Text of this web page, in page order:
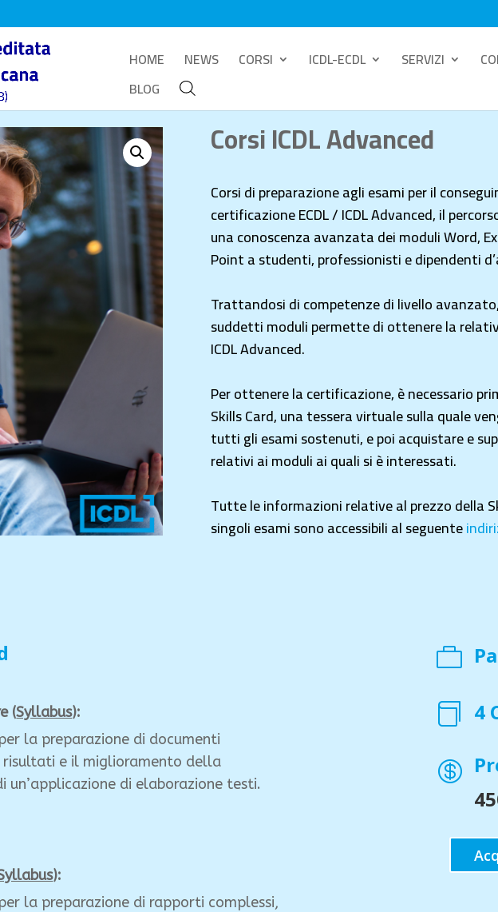
HOME NEWS CORSI ICDL-ECDL SERVIZI
BLOG
Corsi ICDL Advanced
Corsi di preparazione agli esami per il
certificazione ECDL / ICDL Advanced, il
una conoscenza avanzata dei moduli Word,
Point a studenti, professionisti e dipendenti
Trattandosi di competenze di livello
suddetti moduli permette di ottenere la
ICDL Advanced.
Per ottenere la certificazione, è necessario
Skills Card, una tessera virtuale sulla quale
tutti gli esami sostenuti, e poi acquistare e
relativi ai moduli ai quali si è interessati.
Tutte le informazioni relative al prezzo della
singoli esami sono accessibili al seguente
(Syllabus):
la preparazione di documenti
e il miglioramento della
di elaborazione testi.
):
la preparazione di rapporti complessi,

 4
